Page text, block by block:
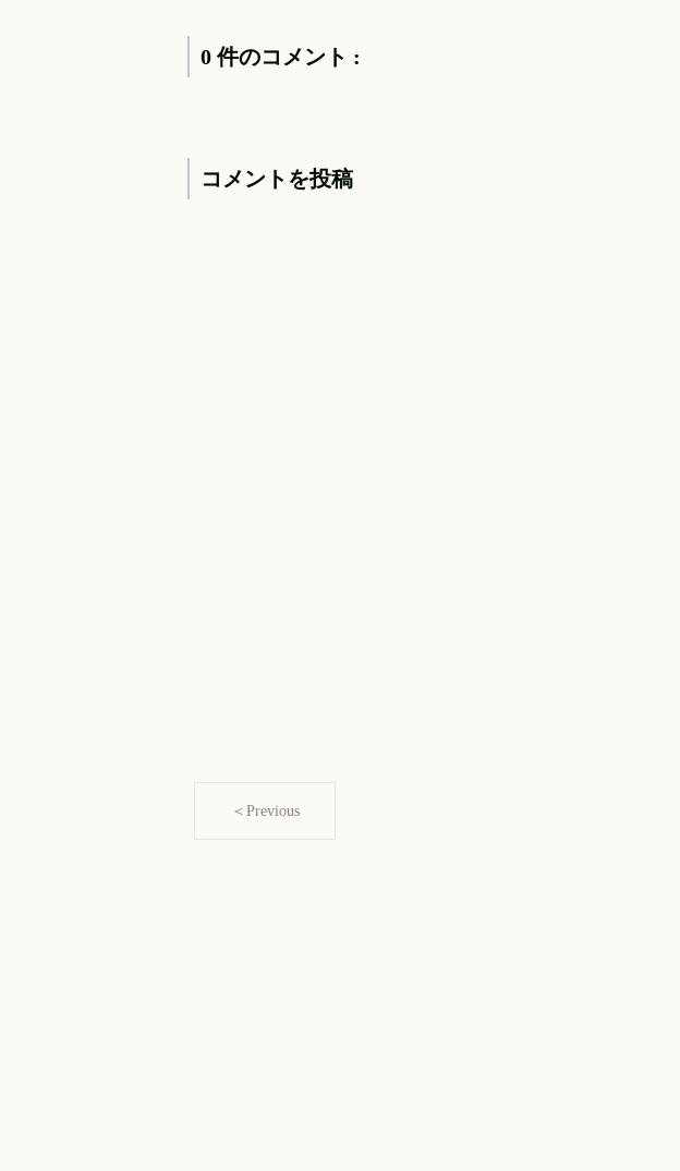
0 件のコメント :
コメントを投稿
＜Previous